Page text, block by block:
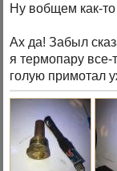
Ну вобщем как-то
Ах да! Забыл
я термопару
голую примотал